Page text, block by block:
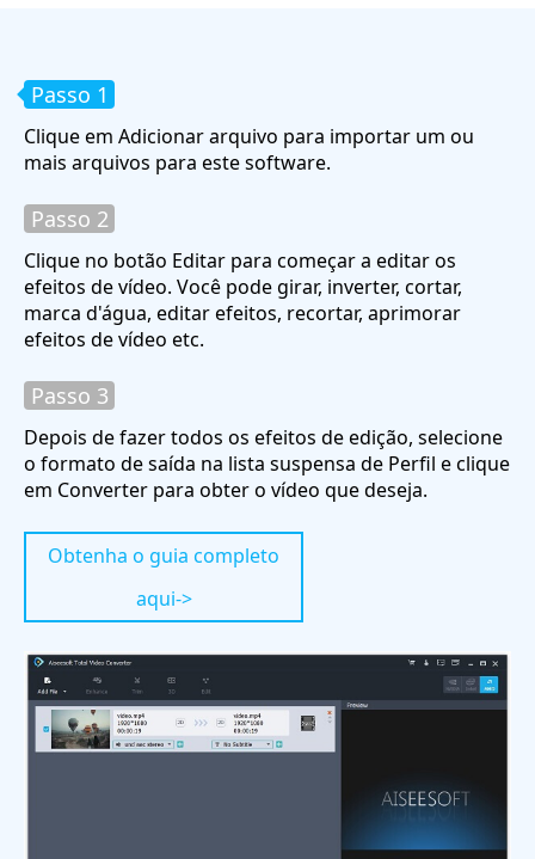
Passo 1
Clique em Adicionar arquivo para importar um ou
mais arquivos para este software.
Passo 2
Clique no botão Editar para começar a editar os
efeitos de vídeo. Você pode girar, inverter, cortar,
marca d'água, editar efeitos, recortar, aprimorar
efeitos de vídeo etc.
Passo 3
Depois de fazer todos os efeitos de edição, selecione
o formato de saída na lista suspensa de Perfil e clique
em Converter para obter o vídeo que deseja.
Obtenha o guia completo
aqui->